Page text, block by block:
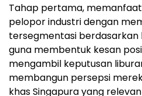
Tahap pertama,
pelopor industri dengan
tersegmentasi
guna membentuk kesan
mengambil keputusan
membangun persepsi
khas Singapura yang